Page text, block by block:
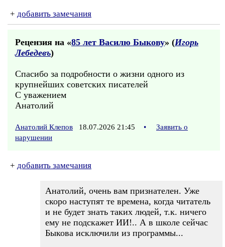
+ добавить замечания
Рецензия на «85 лет Василю Быкову» (Игорь
Лебедевъ)
Спасибо за подробности о жизни одного из
крупнейших советских писателей
С уважением
Анатолий
Анатолий Клепов 18.07.2026 21:45 •
Заявить о
нарушении
+ добавить замечания
Анатолий, очень вам признателен. Уже
скоро наступят те времена, когда читатель
и не будет знать таких людей, т.к. ничего
ему не подскажет ИИ!.. А в школе сейчас
Быкова исключили из программы...